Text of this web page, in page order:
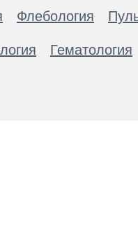
Флебология
Гематология